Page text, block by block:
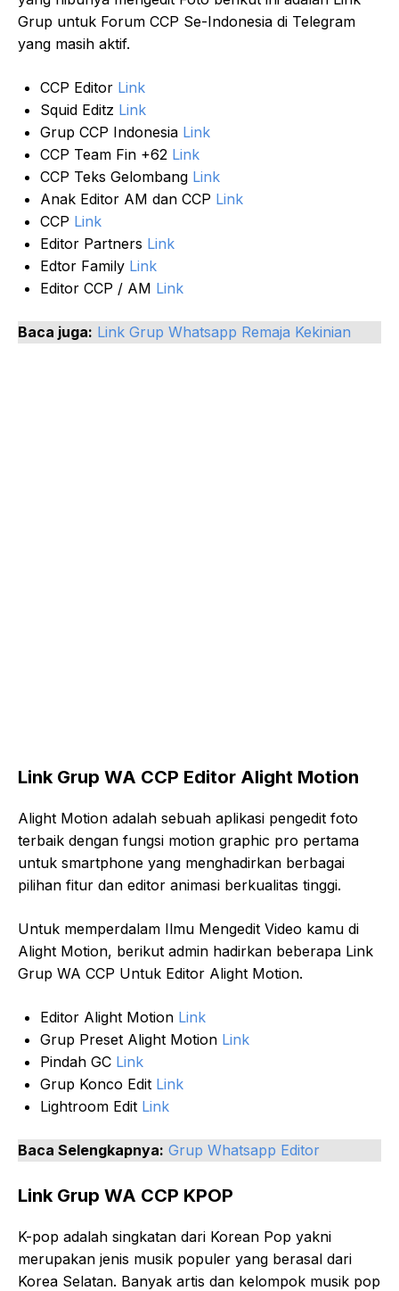
Grup untuk Forum CCP Se-Indonesia di Telegram
yang masih aktif.
CCP Editor Link
Squid Editz Link
Grup CCP Indonesia Link
CCP Team Fin +62 Link
CCP Teks Gelombang Link
Anak Editor AM dan CCP Link
CCP Link
Editor Partners Link
Edtor Family Link
Editor CCP / AM Link
Baca juga: Link Grup Whatsapp Remaja Kekinian
Link Grup WA CCP Editor Alight Motion
Alight Motion adalah sebuah aplikasi pengedit foto
terbaik dengan fungsi motion graphic pro pertama
untuk smartphone yang menghadirkan berbagai
pilihan fitur dan editor animasi berkualitas tinggi.
Untuk memperdalam Ilmu Mengedit Video kamu di
Alight Motion, berikut admin hadirkan beberapa Link
Grup WA CCP Untuk Editor Alight Motion.
Editor Alight Motion Link
Grup Preset Alight Motion Link
Pindah GC Link
Grup Konco Edit Link
Lightroom Edit Link
Baca Selengkapnya: Grup Whatsapp Editor
Link Grup WA CCP KPOP
K-pop adalah singkatan dari Korean Pop yakni
merupakan jenis musik populer yang berasal dari
Korea Selatan. Banyak artis dan kelompok musik pop